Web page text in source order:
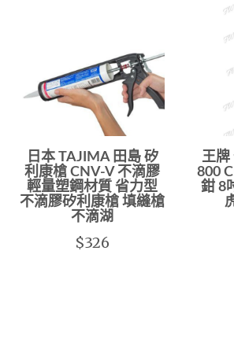
日本 TAJIMA 田島 矽
利康槍 CNV-V 不滴膠
輕量塑鋼材質 省力型
不滴膠矽利康槍 填縫槍
不滴湖
$326
王牌
800
鉗 8